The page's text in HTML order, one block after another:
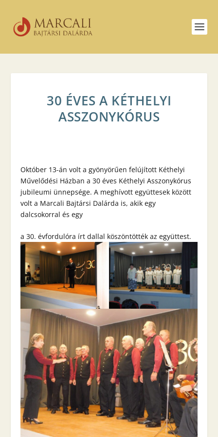
30 ÉVES A KÉTHELYI
ASSZONYKÓRUS
Október 13-án volt a gyönyörűen felújított Kéthelyi
Művelődési Házban a 30 éves Kéthelyi Asszonykórus
jubileumi ünnepsége. A meghívott együttesek között
volt a Marcali Bajtársi Dalárda is, akik egy
dalcsokorral és egy
a 30. évfordulóra írt dallal köszöntötték az együttest.